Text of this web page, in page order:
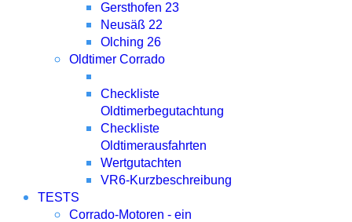
Gersthofen 23
Neusäß 22
Olching 26
Oldtimer Corrado
Checkliste
Oldtimerbegutachtung
Checkliste
Oldtimerausfahrten
Wertgutachten
VR6-Kurzbeschreibung
TESTS
Corrado-Motoren - ein